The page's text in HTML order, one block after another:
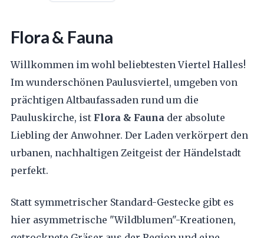
Flora & Fauna
Willkommen im wohl beliebtesten Viertel Halles!
Im wunderschönen Paulusviertel, umgeben von
prächtigen Altbaufassaden rund um die
Pauluskirche, ist Flora & Fauna der absolute
Liebling der Anwohner. Der Laden verkörpert den
urbanen, nachhaltigen Zeitgeist der Händelstadt
perfekt.
Statt symmetrischer Standard-Gestecke gibt es
hier asymmetrische "Wildblumen"-Kreationen,